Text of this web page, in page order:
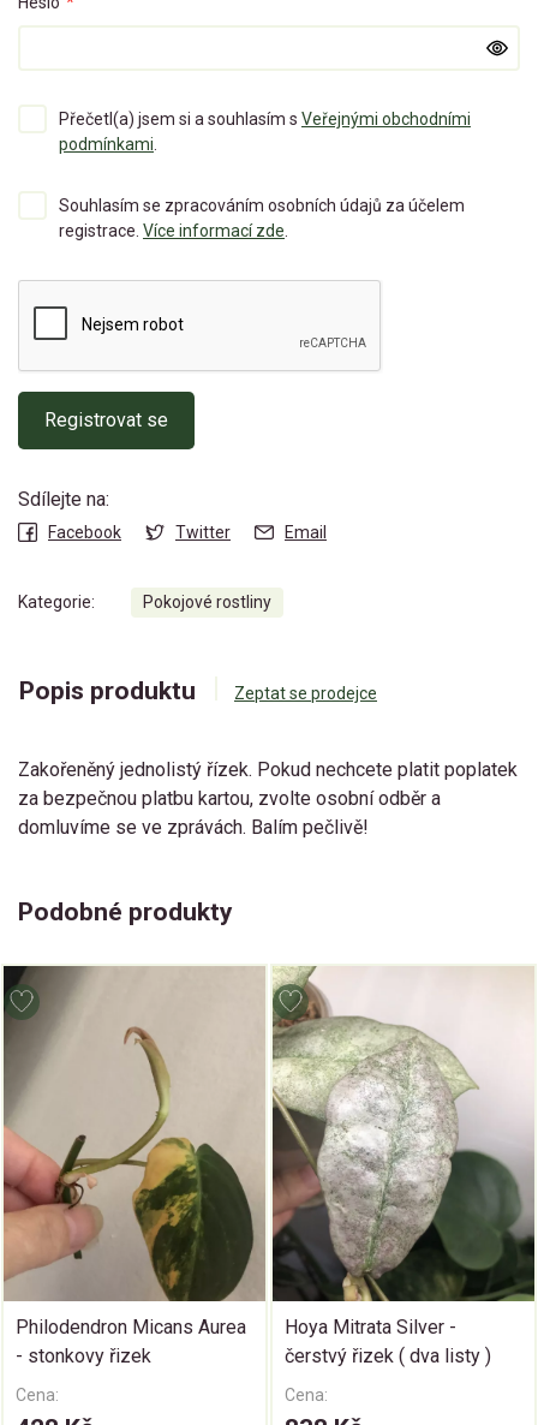
Přečetl(a) jsem si a souhlasím s Veřejnými obchodními
podmínkami
Souhlasím se zpracováním osobních údajů za účelem
registrace. Více informací zde
Registrovat se
Sdílejte na:
Facebook Twitter Email
Kategorie: Pokojové rostliny
Popis produktu Zeptat se prodejce
Zakořeněný jednolistý řízek. Pokud nechcete platit poplatek
za bezpečnou platbu kartou, zvolte osobní odběr a
domluvíme se ve zprávách. Balím pečlivě!
Podobné produkty
Philodendron Micans Aurea
- stonkovy řizek
Cena:
Hoya Mitrata Silver -
čerstvý řizek ( dva listy )
Cena: